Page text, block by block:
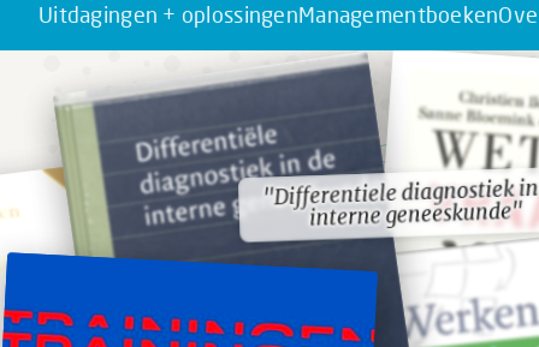
Uitdagingen + oplossingenManagementboeken
"Differentiele diagnostiek
interne geneeskunde"
"Differentiele diagnostiek
interne geneeskunde"